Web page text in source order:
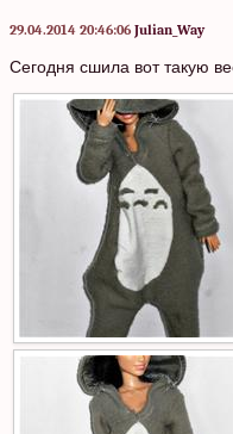
29.04.2014 20:46:06 Julian_Way
Сегодня сшила вот такую